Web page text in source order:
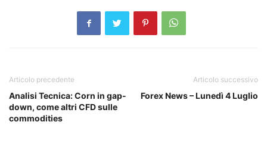
Articolo precedente
Analisi Tecnica: Corn in gap-
down, come altri CFD sulle
commodities
Articolo successivo
Forex News – Lunedì 4 Luglio